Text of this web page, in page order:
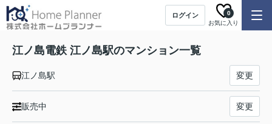
ログイン
お気に入り
0
江ノ島電鉄 江ノ島駅のマンション一覧
江ノ島駅 変更
販売中 変更